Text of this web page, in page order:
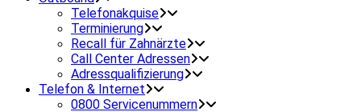
Telefonakquise
Terminierung
Recall für Zahnärzte
Call Center Adressen
Adressqualifizierung
Telefon & Internet
0800 Servicenummern